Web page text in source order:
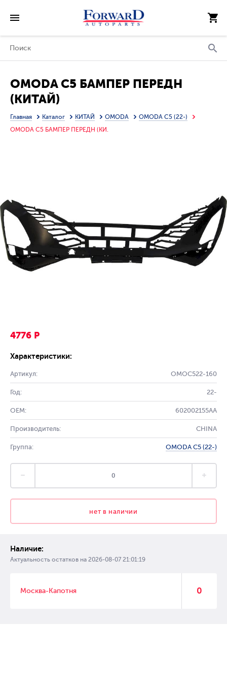
OMODA C5 БАМПЕР ПЕРЕДН
(КИТАЙ)
Главная Каталог КИТАЙ OMODA
OMODA C5 (22-)
OMODA C5 БАМПЕР ПЕРЕДН (КИ.
4776 Р
Характеристики:
Артикул: OMOC522-160
Год: 22-
OEM: 602002155AA
Производитель: CHINA
Группа: OMODA C5 (22-)
нет в наличии
Наличие:
Актуальность остатков на 2026-08-07 21:01:19
Москва-Капотня 0